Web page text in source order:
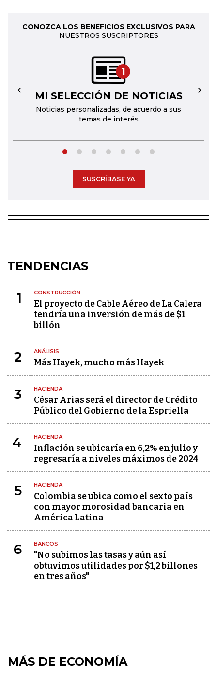
CONOZCA LOS BENEFICIOS EXCLUSIVOS PARA
NUESTROS SUSCRIPTORES
1
MI SELECCIÓN DE NOTICIAS
Noticias personalizadas, de acuerdo a sus
temas de interés
← →
SUSCRÍBASE YA
TENDENCIAS
1 CONSTRUCCIÓN
El proyecto de Cable Aéreo de La Calera
tendría una inversión de más de $1
billón
2 ANÁLISIS
Más Hayek, mucho más Hayek
3 HACIENDA
César Arias será el director de Crédito
Público del Gobierno de la Espriella
4 HACIENDA
Inflación se ubicaría en 6,2% en julio y
regresaría a niveles máximos de 2024
5 HACIENDA
Colombia se ubica como el sexto país
con mayor morosidad bancaria en
América Latina
6 BANCOS
"No subimos las tasas y aún así
obtuvimos utilidades por $1,2 billones
en tres años"
MÁS DE ECONOMÍA